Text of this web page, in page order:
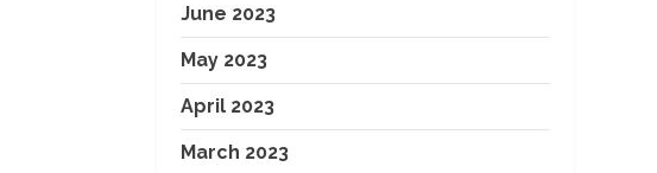
June 2023
May 2023
April 2023
March 2023